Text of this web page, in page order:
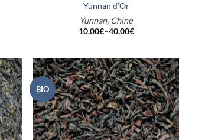
Yunnan d’Or
Yunnan, Chine
10,00€–40,00€
BIO